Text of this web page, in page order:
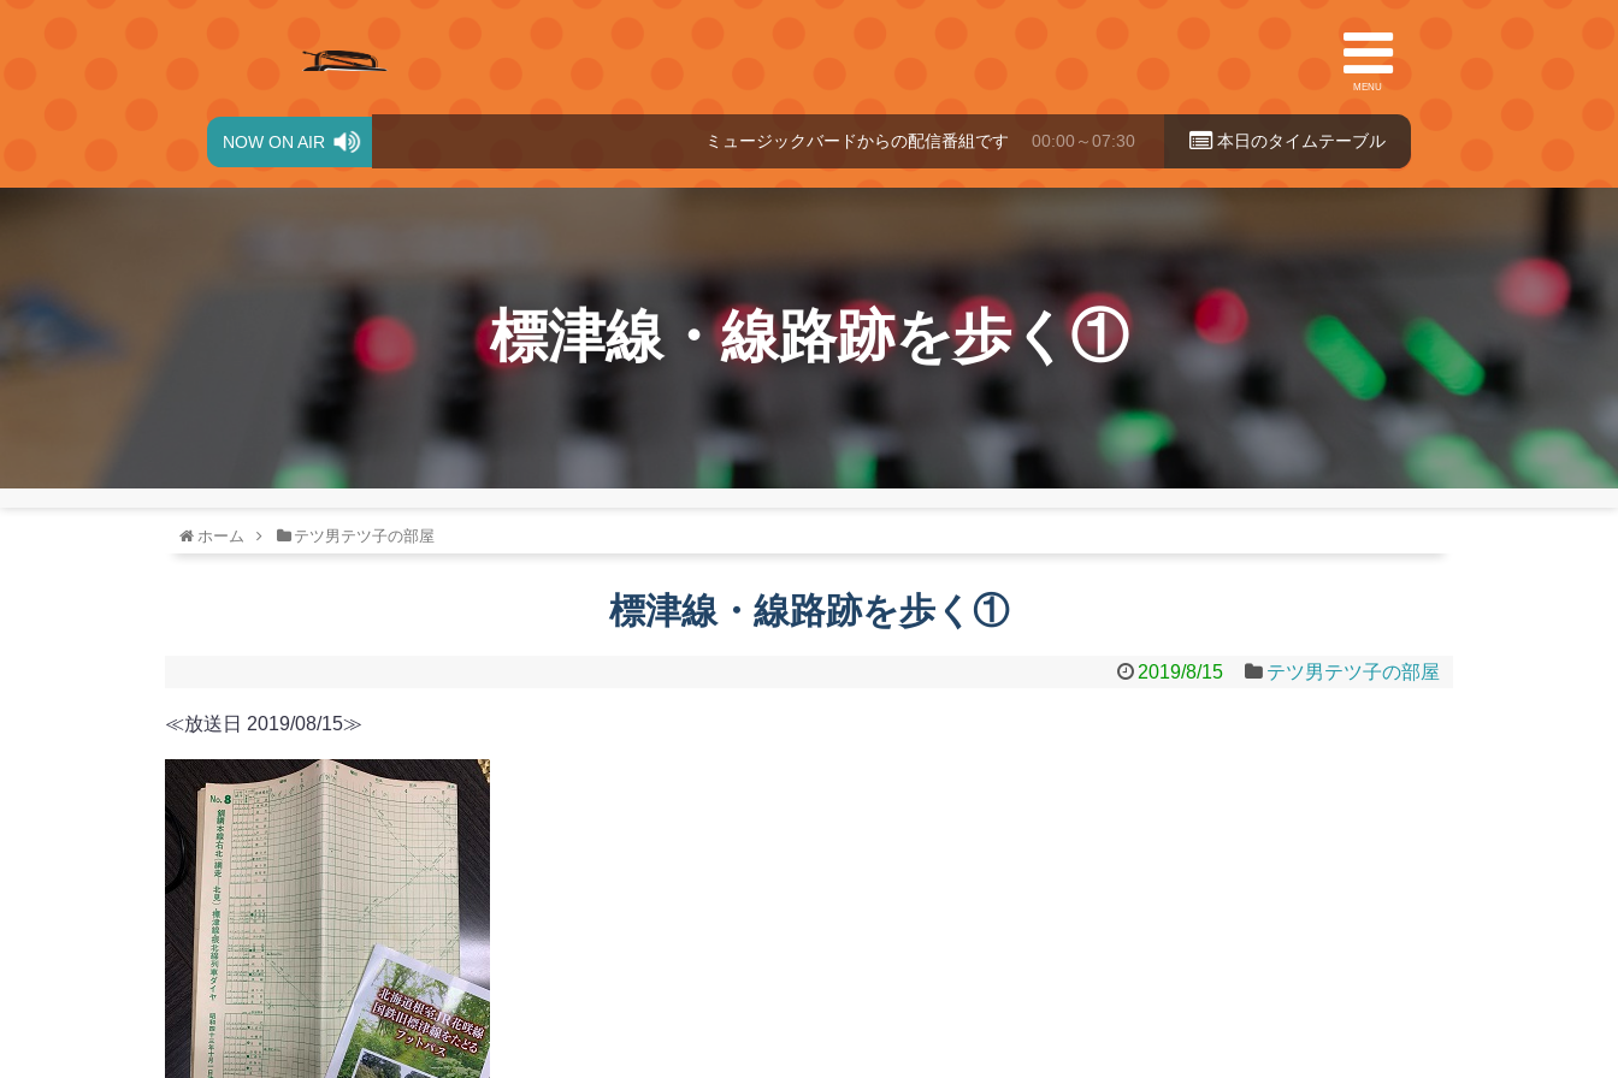
MENU
NOW ON AIR ミュージックバードからの配信番組です 00:00～07:30 本日のタイ ムテーブル
標津線・線路跡を歩く①
ホーム テツ男テツ子の部屋
標津線・線路跡を歩く①
2019/8/15 テツ男テツ子の部屋
≪放送日 2019/08/15≫